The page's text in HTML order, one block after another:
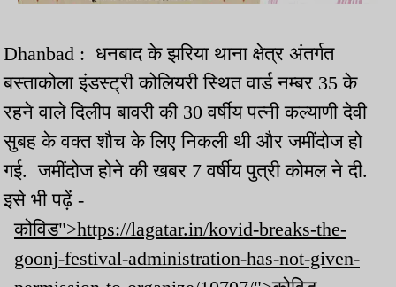
Dhanbad : धनबाद के झरिया थाना क्षेत्र अंतर्गत
बस्ताकोला इंडस्ट्री कोलियरी स्थित वार्ड नम्बर 35 के
रहने वाले दिलीप बावरी की 30 वर्षीय पत्नी कल्याणी देवी
सुबह के वक्त शौच के लिए निकली थी और जमींदोज हो
गई. जमींदोज होने की खबर 7 वर्षीय पुत्री कोमल ने दी.
इसे भी पढ़ें -
कोविड">https://lagatar.in/kovid-breaks-the-
goonj-festival-administration-has-not-given-